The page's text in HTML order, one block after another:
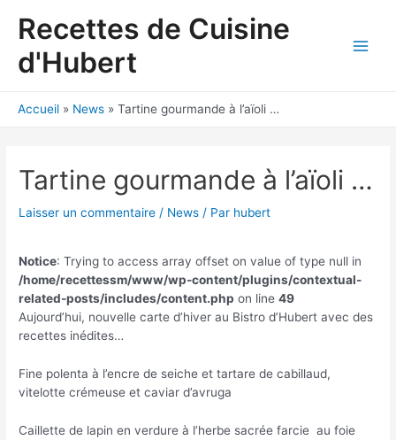
Recettes de Cuisine
d'Hubert
Accueil News Tartine gourmande à l’aïoli …
Tartine gourmande à l’aïoli …
Laisser un commentaire / News / Par hubert
Notice: Trying to access array offset on value of type null in
/home/recettessm/www/wp-content/plugins/contextual-
related-posts/includes/content.php on line49
Aujourd’hui, nouvelle carte d’hiver au Bistro d’Hubert avec des
recettes inédites…
Fine polenta à l’encre de seiche et tartare de cabillaud,
vitelotte crémeuse et caviar d’avruga
Caillette de lapin en verdure à l’herbe sacrée farcie au foie